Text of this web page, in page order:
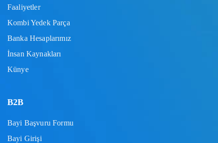
Faaliyetler
Kombi Yedek Parça
Banka Hesaplarımız
İnsan Kaynakları
Künye
B2B
Bayi Başvuru Formu
Bayi Girişi